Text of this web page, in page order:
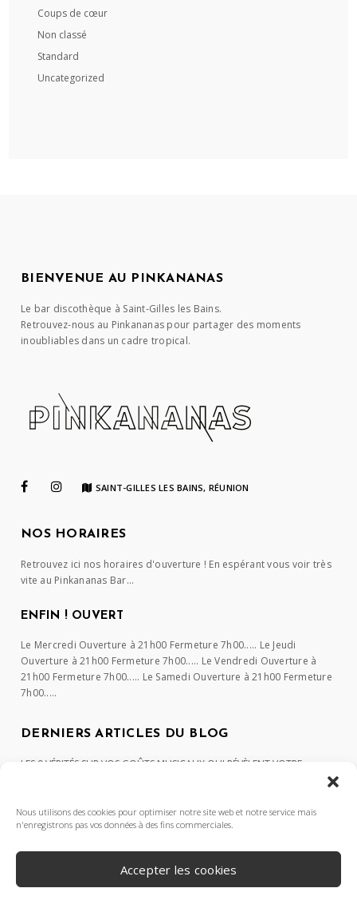
Nous utilisons des cookies pour optimiser notre site web et notre service mais
n'enregistrons pas vos données à des fins commerciales.
Accepter les cookies
Coups de cœur
Non classé
Standard
Uncategorized
BIENVENUE AU PINKANANAS
Le bar discothèque à Saint-Gilles les Bains.
Retrouvez-nous au Pinkananas pour partager des moments
inoubliables dans un cadre tropical.
SAINT-GILLES LES BAINS, RÉUNION
NOS HORAIRES
Retrouvez ici nos horaires d'ouverture ! En espérant vous voir très
vite au Pinkananas Bar...
ENFIN ! OUVERT
Le Mercredi Ouverture à 21h00 Fermeture 7h00..... Le Jeudi
Ouverture à 21h00 Fermeture 7h00..... Le Vendredi Ouverture à
21h00 Fermeture 7h00..... Le Samedi Ouverture à 21h00 Fermeture
7h00.....
DERNIERS ARTICLES DU BLOG
LES 9 VÉRITÉS SUR VOS GOÛTS MUSICAUX QUI RÉVÈLENT VOTRE